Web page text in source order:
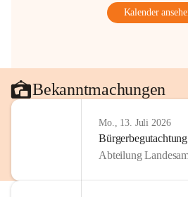
Kalender
Bekanntmachungen
Mo., 13. Juli 2026
Bürgerbegutachtung
Abteilung